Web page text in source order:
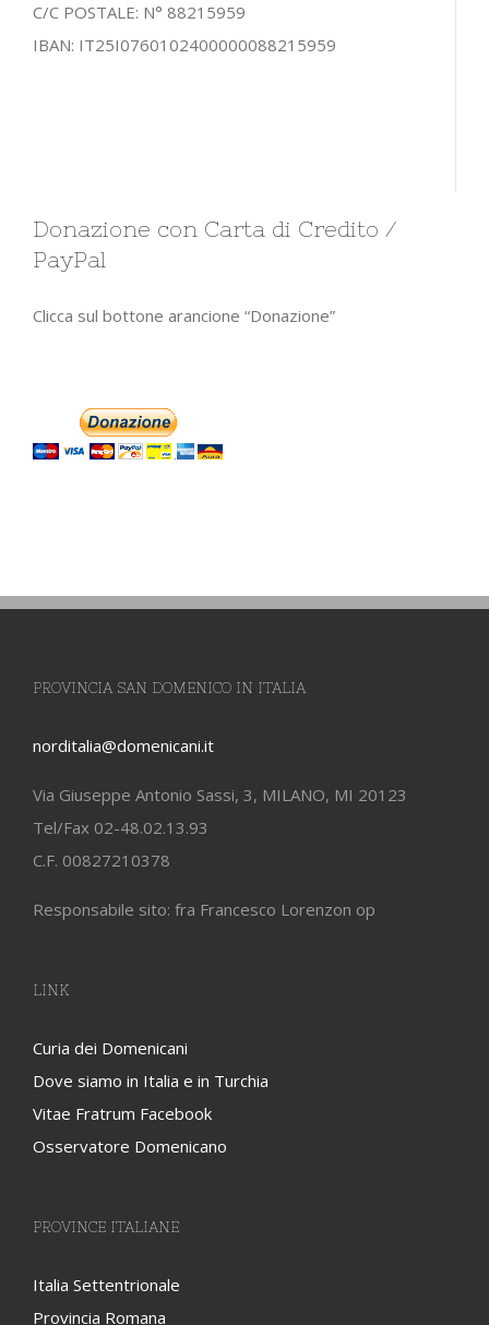
C/C POSTALE: N° 88215959
IBAN: IT25I0760102400000088215959
Donazione con Carta di Credito /
PayPal
Clicca sul bottone arancione “Donazione”
PROVINCIA SAN DOMENICO IN ITALIA
norditalia@domenicani.it
Via Giuseppe Antonio Sassi, 3, MILANO, MI 20123
Tel/Fax 02-48.02.13.93
C.F. 00827210378
Responsabile sito: fra Francesco Lorenzon op
LINK
Curia dei Domenicani
Dove siamo in Italia e in Turchia
Vitae Fratrum Facebook
Osservatore Domenicano
PROVINCE ITALIANE
Italia Settentrionale
Provincia Romana